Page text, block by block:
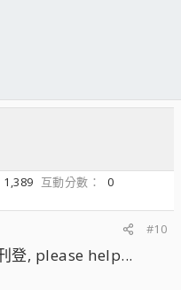
1,389 互動分數
0
#10
登, please help...